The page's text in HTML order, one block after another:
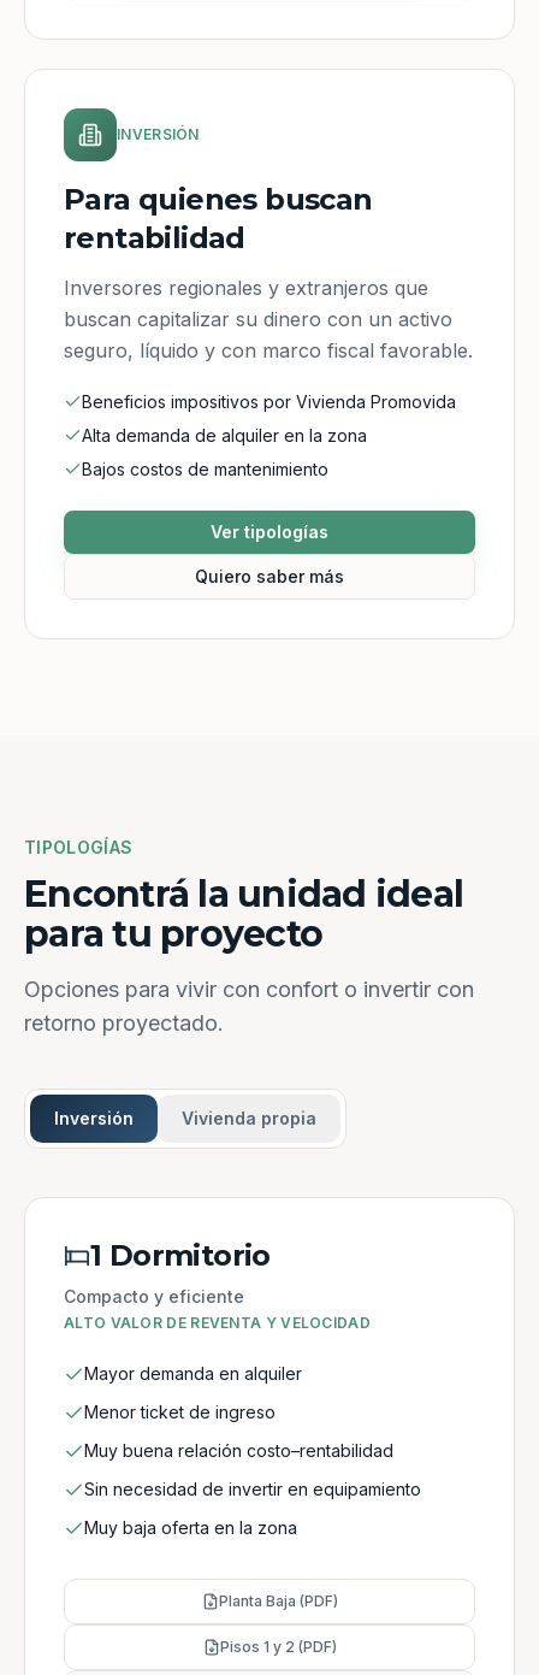
INVERSIÓN
Para quienes buscan
rentabilidad
Inversores regionales y extranjeros que
buscan capitalizar su dinero con un activo
seguro, líquido y con marco fiscal favorable.
Beneficios impositivos por Vivienda Promovida
Alta demanda de alquiler en la zona
Bajos costos de mantenimiento
Ver tipologías
Quiero saber más
TIPOLOGÍAS
Encontrá la unidad ideal
para tu proyecto
Opciones para vivir con confort o invertir con
retorno proyectado.
Inversión Vivienda propia
1 Dormitorio
Compacto y eficiente
ALTO VALOR DE REVENTA Y VELOCIDAD
Mayor demanda en alquiler
Menor ticket de ingreso
Muy buena relación costo–rentabilidad
Sin necesidad de invertir en equipamiento
Muy baja oferta en la zona
Planta Baja (PDF)
Pisos 1 y 2 (PDF)